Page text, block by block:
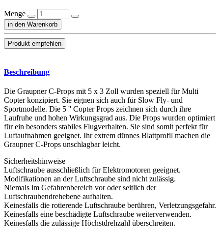
Menge
in den Warenkorb
Beschreibung
Die Graupner C-Props mit 5 x 3 Zoll wurden speziell für Multi
Copter konzipiert. Sie eignen sich auch für Slow Fly- und
Sportmodelle. Die 5 '' Copter Props zeichnen sich durch ihre
Laufruhe und hohen Wirkungsgrad aus. Die Props wurden optimiert
für ein besonders stabiles Flugverhalten. Sie sind somit perfekt für
Luftaufnahmen geeignet. Ihr extrem dünnes Blattprofil machen die
Graupner C-Props unschlagbar leicht.
Sicherheitshinweise
Luftschraube ausschließlich für Elektromotoren geeignet.
Modifikationen an der Luftschraube sind nicht zulässig.
Niemals im Gefahrenbereich vor oder seitlich der
Luftschraubendrehebene aufhalten.
Keinesfalls die rotierende Luftschraube berühren, Verletzungsgefahr.
Keinesfalls eine beschädigte Luftschraube weiterverwenden.
Keinesfalls die zulässige Höchstdrehzahl überschreiten.